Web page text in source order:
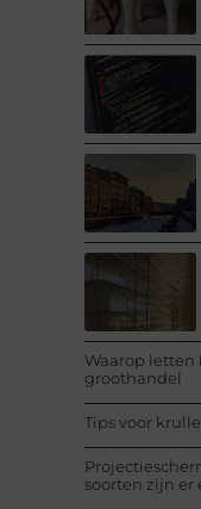
Waarop letten
groothandel
Tips voor
soorten zijn er